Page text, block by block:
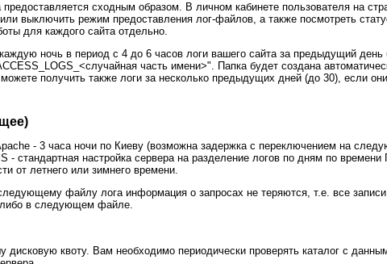
сходным образом. В личном кабинете пользователя на
выключить режим предоставления лог-файлов, а также посмотреть
для каждого сайта отдельно.
ночь в период с 4 до 6 часов логи вашего сайта за предыдущий
часть имени>". Папка будет создана
получить также логи за несколько предыдущих дней (до 30), если
- 3 часа ночи по Киеву (возможна задержка с переключением на
- стандартная настройка сервера на разделение логов по дням по времени
от летнего или зимнего времени.
файлу лога информация о запросах не теряются, т.е. все
в следующем файле.
дисковую квоту. Вам необходимо периодически проверять каталог с